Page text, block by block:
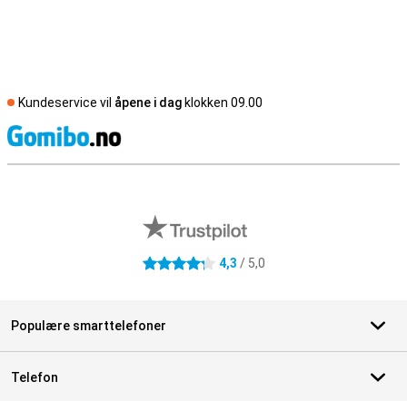
Kundeservice vil åpene i dag klokken 09.00
4.3 stjerner 4,3 / 5,0
Populære smarttelefoner
Telefon